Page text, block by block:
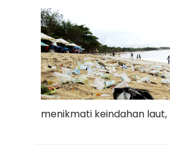
menikmati keindahan